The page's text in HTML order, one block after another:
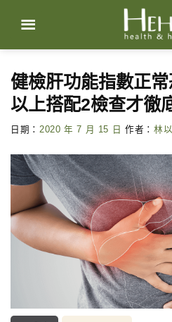
content
健檢肝功能指數正
以上搭配2檢查才徹
日期： 2020 年 7 月 15 日 作者： 林